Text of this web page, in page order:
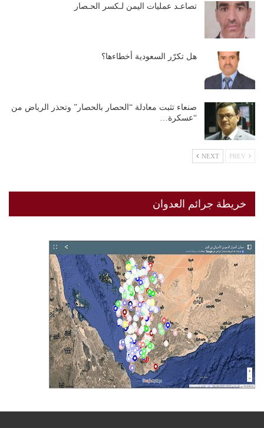
تصاعـد عمليات اليمن لـكسر الحـصار
هل تكرّر السعودية أخطاءها؟
صنعاء تثبت معادلة “الحصار بالحصار” وتحذر الرياض من
“عسكرة…
NEXT
خريطة جرائم العدوان